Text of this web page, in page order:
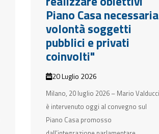
Piano Casa necessaria
volontà soggetti
pubblici e privati
coinvolti"
20 Luglio 2026
Milano, 20 luglio 2026 – Mario Valducci
è intervenuto oggi al convegno sul
Piano Casa promosso